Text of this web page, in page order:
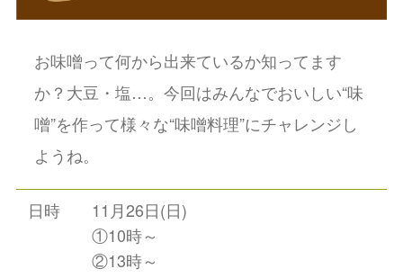
お味噌って何から出来ているか知ってます
か？大豆・塩…。今回はみんなでおいしい“味
噌”を作って様々な“味噌料理”にチャレンジし
ようね。
日時
11月26日(日)
①10時～
②13時～